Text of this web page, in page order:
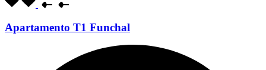
Apartamento T1 Funchal